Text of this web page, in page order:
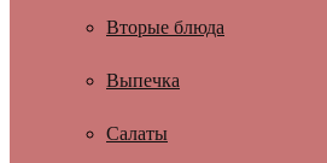
Вторые блюда
Выпечка
Салаты